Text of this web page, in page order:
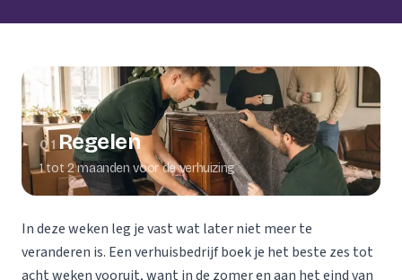
01 Regelen
1 tot 2 maanden voor de verhuizing
In deze weken leg je vast wat later niet meer te
veranderen is. Een verhuisbedrijf boek je het beste zes tot
acht weken vooruit, want in de zomer en aan het eind van